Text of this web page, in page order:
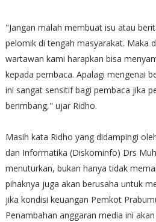
"Jangan malah membuat isu atau
pelomik di tengah masyarakat. Maka
wartawan kami harapkan bisa
kepada pembaca. Apalagi mengenai
ini sangat sensitif bagi pembaca jika
berimbang," ujar Ridho.
Masih kata Ridho yang didampingi
dan Informatika (Diskominfo) Drs
menuturkan, bukan hanya tidak
pihaknya juga akan berusaha untuk
jika kondisi keuangan Pemkot
Penambahan anggaran media ini